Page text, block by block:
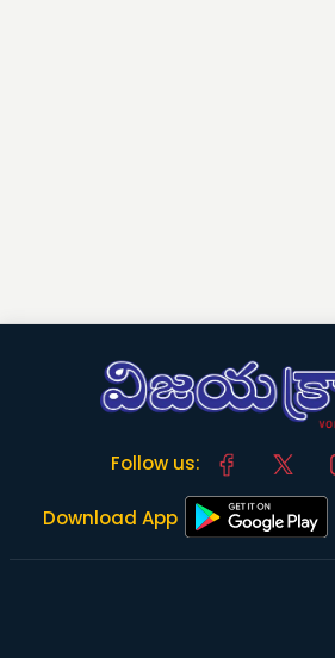
Follow us:
Download App